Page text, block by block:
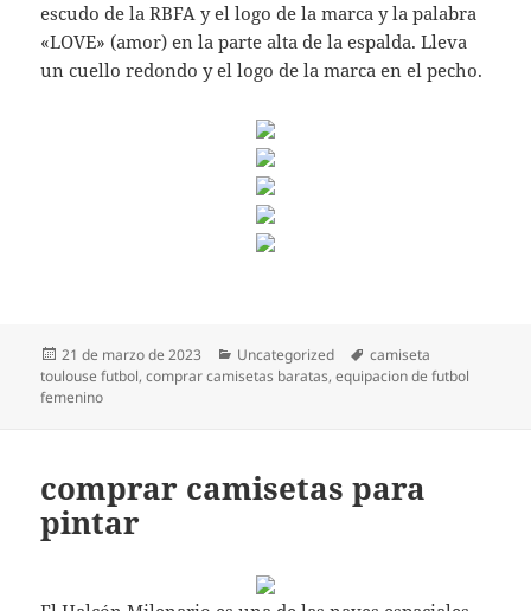
escudo de la RBFA y el logo de la marca y la palabra
«LOVE» (amor) en la parte alta de la espalda. Lleva
un cuello redondo y el logo de la marca en el pecho.
Publicado
el
21 de marzo de 2023 Categorías
Uncategorized Etiquetas
camiseta
toulouse futbol,comprar camisetas baratas,equipacion de futbol
femenino
comprar camisetas para
pintar